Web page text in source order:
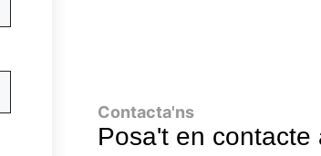
Contacta'ns
Posa't en contacte